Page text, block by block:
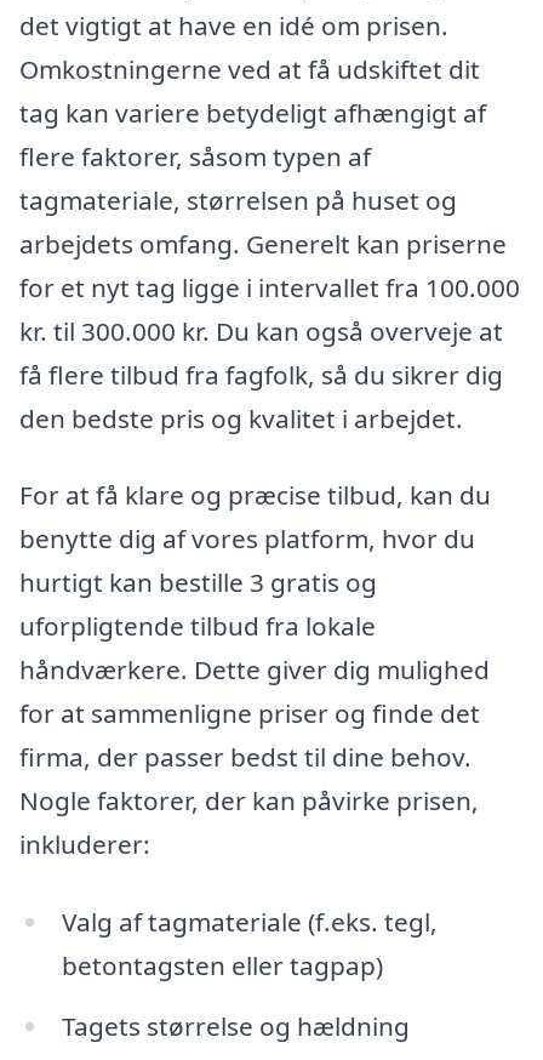
det vigtigt at have en idé om prisen.
Omkostningerne ved at få udskiftet dit
tag kan variere betydeligt afhængigt af
flere faktorer, såsom typen af
tagmateriale, størrelsen på huset og
arbejdets omfang. Generelt kan priserne
for et nyt tag ligge i intervallet fra 100.000
kr. til 300.000 kr. Du kan også overveje at
få flere tilbud fra fagfolk, så du sikrer dig
den bedste pris og kvalitet i arbejdet.
For at få klare og præcise tilbud, kan du
benytte dig af vores platform, hvor du
hurtigt kan bestille 3 gratis og
uforpligtende tilbud fra lokale
håndværkere. Dette giver dig mulighed
for at sammenligne priser og finde det
firma, der passer bedst til dine behov.
Nogle faktorer, der kan påvirke prisen,
inkluderer:
Valg af tagmateriale (f.eks. tegl,
betontagsten eller tagpap)
Tagets størrelse og hældning